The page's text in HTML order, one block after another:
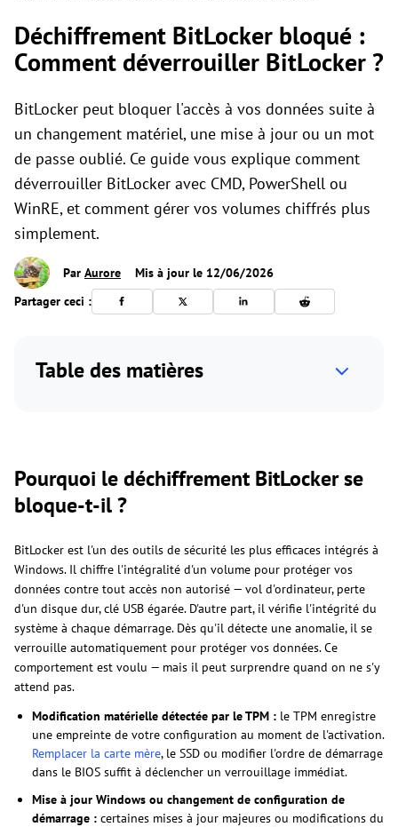
Déchiffrement BitLocker bloqué :
Comment déverrouiller BitLocker ?
BitLocker peut bloquer l'accès à vos données suite à
un changement matériel, une mise à jour ou un mot
de passe oublié. Ce guide vous explique comment
déverrouiller BitLocker avec CMD, PowerShell ou
WinRE, et comment gérer vos volumes chiffrés plus
simplement.
Par Aurore
Mis à jour le 12/06/2026
Partager ceci :
Table des matières
Pourquoi le déchiffrement BitLocker se
bloque-t-il ?
BitLocker est l'un des outils de sécurité les plus efficaces intégrés à
Windows. Il chiffre l'intégralité d'un volume pour protéger vos
données contre tout accès non autorisé — vol d'ordinateur, perte
d'un disque dur, clé USB égarée. D'autre part, il vérifie l'intégrité du
système à chaque démarrage. Dès qu'il détecte une anomalie, il se
verrouille automatiquement pour protéger vos données. Ce
comportement est voulu — mais il peut surprendre quand on ne s'y
attend pas.
Modification matérielle détectée par le TPM : le TPM enregistre
une empreinte de votre configuration au moment de l'activation.
Remplacer la carte mère, le SSD ou modifier l'ordre de démarrage
dans le BIOS suffit à déclencher un verrouillage immédiat.
Mise à jour Windows ou changement de configuration de
démarrage : certaines mises à jour majeures ou modifications du